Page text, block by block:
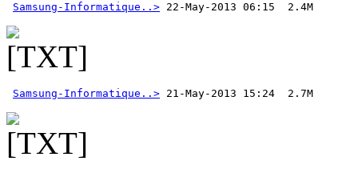
Samsung-Informatique..> 22-May-2013 06:15  2.4M
Samsung-Informatique..>